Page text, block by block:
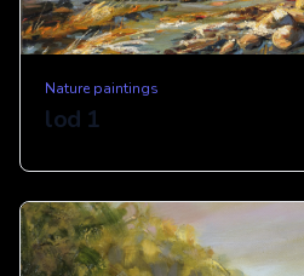
Nature paintings
lod 1